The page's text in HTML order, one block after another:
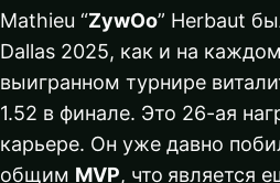
Mathieu “ZywOo” Herbaut
Dallas 2025, как и на
выигранном турнире
1.52 в финале. Это 26-ая
карьере. Он уже давно
общим MVP, что является